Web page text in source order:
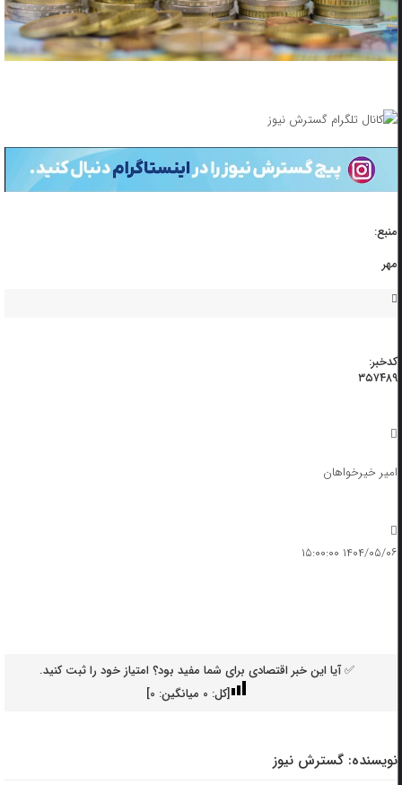
منبع:
مهر
کدخبر:
۳۵۷۴۸۹
امیر خیرخواهان
۱۴۰۴/۰۵/۰۶ ۱۵:۰۰:۰۰
✅ آیا این خبر اقتصادی برای شما مفید بود؟ امتیاز خود را ثبت کنید.
[کل: 0میانگین: 0
]
نویسنده: گسترش نیوز